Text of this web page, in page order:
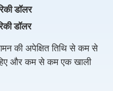
डॉलर
डॉलर
की अपेक्षित तिथि से कम से
और कम से कम एक खाली